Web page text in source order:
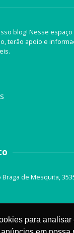
para analisar
blog! Nesse
terão apoio e
Braga de Mesquita,
Pires de Freitas,